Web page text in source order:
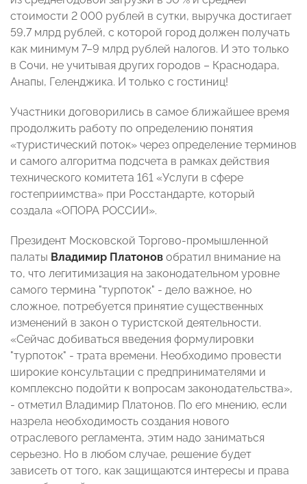
стоимости 2 000 рублей в сутки, выручка достигает
59,7 млрд рублей, с которой город должен получать
как минимум 7–9 млрд рублей налогов. И это только
в Сочи, не учитывая других городов – Краснодара,
Анапы, Геленджика. И только с гостиниц!
Участники договорились в самое ближайшее время
продолжить работу по определению понятия
«туристический поток» через определение терминов
и самого алгоритма подсчета в рамках действия
технического комитета 161 «Услуги в сфере
гостеприимства» при Росстандарте, который
создала «ОПОРА РОССИИ».
Президент Московской Торгово-промышленной
палаты Владимир Платонов обратил внимание на
то, что легитимизация на законодательном уровне
самого термина "турпоток" - дело важное, но
сложное, потребуется принятие существенных
изменений в закон о туристской деятельности.
«Сейчас добиваться введения формулировки
"турпоток" - трата времени. Необходимо провести
широкие консультации с предпринимателями и
комплексно подойти к вопросам законодательства»,
- отметил Владимир Платонов. По его мнению, если
назрела необходимость создания нового
отраслевого регламента, этим надо заниматься
серьезно. Но в любом случае, решение будет
зависеть от того, как защищаются интересы и права